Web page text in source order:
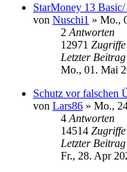
StarMoney 13
von Nuschi1 » Mo.,
2 Antworten
12971 Zugriffe
Letzter Beitrag
Mo., 01. Mai
Schutz vor falschen
von Lars86 » Mo.,
4 Antworten
14514 Zugriffe
Letzter Beitrag
Fr., 28. Apr